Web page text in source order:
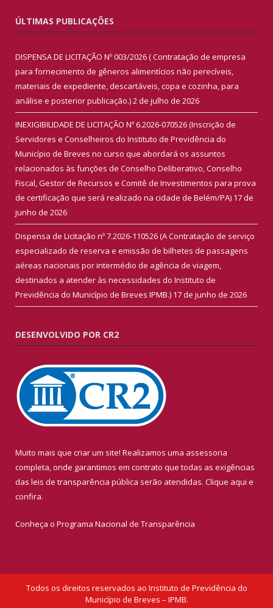
ÚLTIMAS PUBLICAÇÕES
DISPENSA DE LICITAÇÃO Nº 003/2026 ( Contratação de empresa
para fornecimento de gêneros alimentícios não perecíveis,
materiais de expediente, descartáveis, copa e cozinha, para
análise e posterior publicação.)2 de julho de 2026
INEXIGIBILIDADE DE LICITAÇÃO Nº 6.2026-070526 (Inscrição de
Servidores e Conselheiros do Instituto de Previdência do
Município de Breves no curso que abordará os assuntos
relacionados às funções de Conselho Deliberativo, Conselho
Fiscal, Gestor de Recursos e Comitê de Investimentos para prova
de certificação que será realizado na cidade de Belém/PA) 17 de
junho de 2026
Dispensa de Licitação nº 7.2026-110526 (A Contratação de serviço
especializado de reserva e emissão de bilhetes de passagens
aéreas nacionais por intermédio de agência de viagem,
destinados a atender às necessidades do Instituto de
Previdência do Município de Breves IPMB.) 17 de junho de 2026
DESENVOLVIDO POR CR2
Muito mais que criar um site! Realizamos uma assessoria
completa, onde garantimos em contrato que todas as exigências
das leis de transparência pública serão atendidas. Clique aqui e
confira.
Conheça o Programa Nacional de Transparência
Todos os direitos reservados ao Instituto de Previdência do
Município de Breves – IPMB.